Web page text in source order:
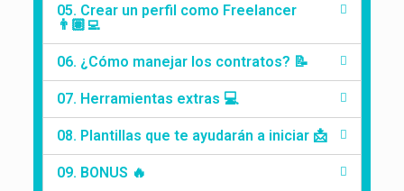
05. Crear un perfil como Freelancer
👨🏽‍💻
06. ¿Cómo manejar los contratos? 📝
07. Herramientas extras 💻
08. Plantillas que te ayudarán a iniciar 📩
09. BONUS 🔥